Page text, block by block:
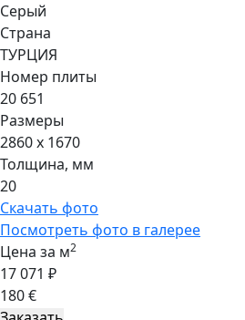
Серый
Страна
ТУРЦИЯ
Номер плиты
20 651
Размеры
2860 x 1670
Толщина, мм
20
Скачать фото
Посмотреть фото в галерее
Цена за м2
17 071 ₽
180 €